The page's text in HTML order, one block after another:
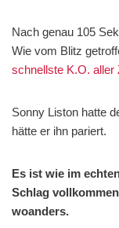
Nach genau 105
Wie vom Blitz
schnellste K.O. aller
Sonny Liston hatte
hätte er ihn pariert.
Es ist wie im
Schlag
woanders.